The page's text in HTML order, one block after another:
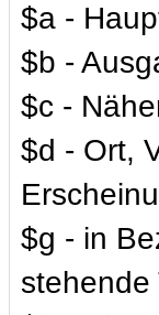
$a -
$b -
$c -
$d - Ort,
$g - in
stehende